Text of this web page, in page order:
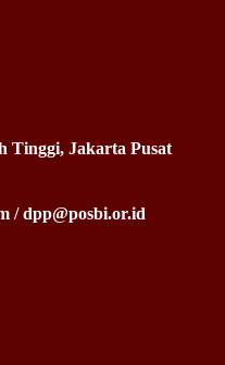
Tinggi, Jakarta Pusat
/ dpp@posbi.or.id